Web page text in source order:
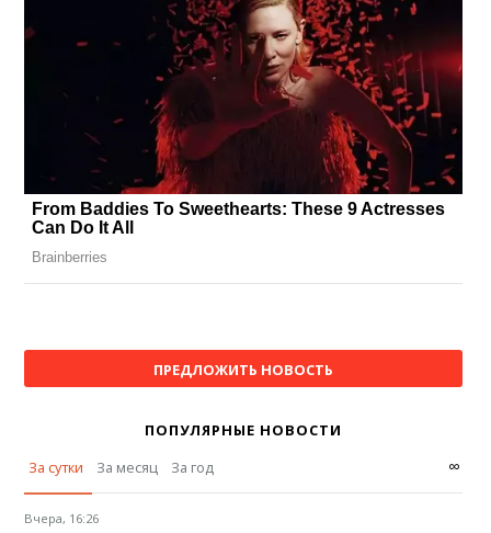
ПРЕДЛОЖИТЬ НОВОСТЬ
ПОПУЛЯРНЫЕ НОВОСТИ
За сутки
За месяц За год ∞
Вчера, 16:26